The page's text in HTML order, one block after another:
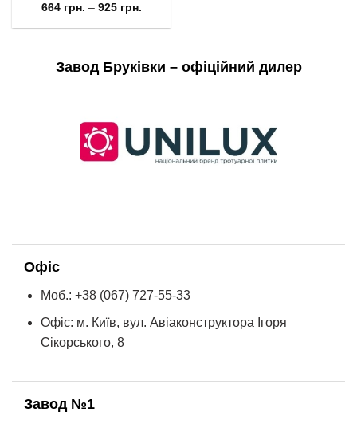
664 грн. – 925 грн.
Завод Бруківки – офіційний дилер
Офіс
Моб.: +38 (067) 727-55-33
Офіс: м. Київ, вул. Авiаконструктора Iгоря
Сiкорського, 8
Завод №1